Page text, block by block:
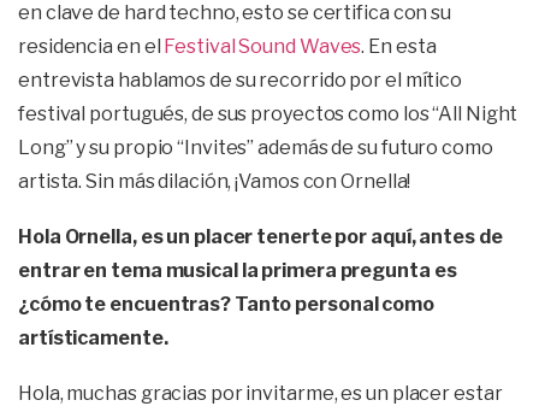
en clave de hard techno, esto se certifica con su
residencia en el Festival Sound Waves. En esta
entrevista hablamos de su recorrido por el mítico
festival portugués, de sus proyectos como los “All Night
Long” y su propio “Invites” además de su futuro como
artista. Sin más dilación, ¡Vamos con Ornella!
Hola Ornella, es un placer tenerte por aquí, antes de
entrar en tema musical la primera pregunta es
¿cómo te encuentras? Tanto personal como
artísticamente.
Hola, muchas gracias por invitarme, es un placer estar